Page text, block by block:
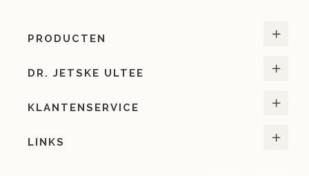
PRODUCTEN
DR. JETSKE ULTEE
KLANTENSERVICE
LINKS